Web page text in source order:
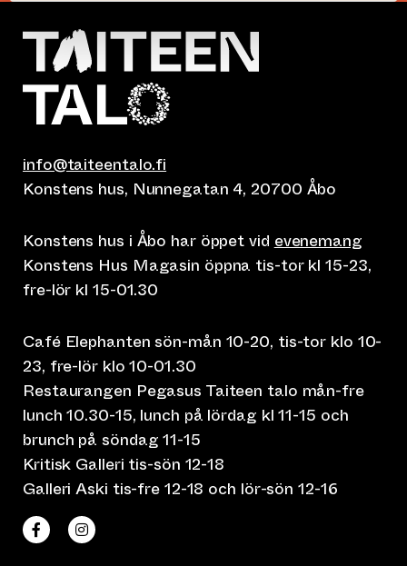
info@taiteentalo.fi
Konstens hus, Nunnegatan 4, 20700 Åbo
Konstens hus i Åbo har öppet vid evenemang
Konstens Hus Magasin öppna tis-tor kl 15-23,
fre-lör kl 15-01.30
Café Elephanten sön-mån 10-20, tis-tor klo 10-
23, fre-lör klo 10-01.30
Restaurangen Pegasus Taiteen talo mån-fre
lunch 10.30-15, lunch på lördag kl 11-15 och
brunch på söndag 11-15
Kritisk Galleri tis-sön 12-18
Galleri Aski tis-fre 12-18 och lör-sön 12-16
Taiteen talo Facebookissa
(leder till annan webbtjänst)
Taiteen talo Instagramissa
(leder till annan webbtjänst)